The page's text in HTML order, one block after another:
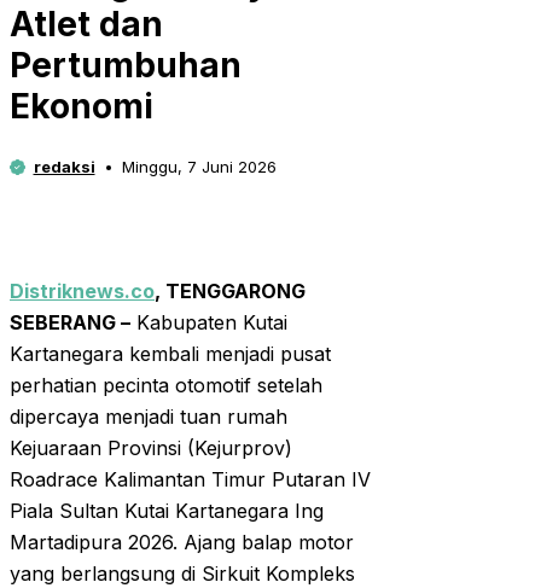
Atlet dan
Pertumbuhan
Ekonomi
redaksi Minggu, 7 Juni 2026
Distriknews.co, TENGGARONG
SEBERANG – Kabupaten Kutai
Kartanegara kembali menjadi pusat
perhatian pecinta otomotif setelah
dipercaya menjadi tuan rumah
Kejuaraan Provinsi (Kejurprov)
Roadrace Kalimantan Timur Putaran IV
Piala Sultan Kutai Kartanegara Ing
Martadipura 2026. Ajang balap motor
yang berlangsung di Sirkuit Kompleks